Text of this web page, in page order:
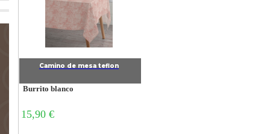
Camino de mesa teflon
Burrito blanco
15,90 €